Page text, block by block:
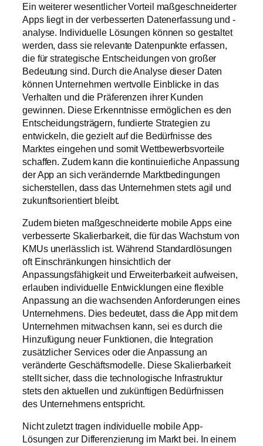
Ein weiterer wesentlicher Vorteil maßgeschneiderter
Apps liegt in der verbesserten Datenerfassung und -
analyse. Individuelle Lösungen können so gestaltet
werden, dass sie relevante Datenpunkte erfassen,
die für strategische Entscheidungen von großer
Bedeutung sind. Durch die Analyse dieser Daten
können Unternehmen wertvolle Einblicke in das
Verhalten und die Präferenzen ihrer Kunden
gewinnen. Diese Erkenntnisse ermöglichen es den
Entscheidungsträgern, fundierte Strategien zu
entwickeln, die gezielt auf die Bedürfnisse des
Marktes eingehen und somit Wettbewerbsvorteile
schaffen. Zudem kann die kontinuierliche Anpassung
der App an sich verändernde Marktbedingungen
sicherstellen, dass das Unternehmen stets agil und
zukunftsorientiert bleibt.
Zudem bieten maßgeschneiderte mobile Apps eine
verbesserte Skalierbarkeit, die für das Wachstum von
KMUs unerlässlich ist. Während Standardlösungen
oft Einschränkungen hinsichtlich der
Anpassungsfähigkeit und Erweiterbarkeit aufweisen,
erlauben individuelle Entwicklungen eine flexible
Anpassung an die wachsenden Anforderungen eines
Unternehmens. Dies bedeutet, dass die App mit dem
Unternehmen mitwachsen kann, sei es durch die
Hinzufügung neuer Funktionen, die Integration
zusätzlicher Services oder die Anpassung an
veränderte Geschäftsmodelle. Diese Skalierbarkeit
stellt sicher, dass die technologische Infrastruktur
stets den aktuellen und zukünftigen Bedürfnissen
des Unternehmens entspricht.
Nicht zuletzt tragen individuelle mobile App-
Lösungen zur Differenzierung im Markt bei. In einem